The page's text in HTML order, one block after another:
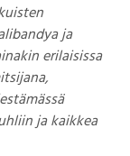
ja
erilaisissa
ja kaikkea